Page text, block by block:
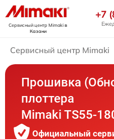
Сервисный центр Mimakiв
Казани
+7
Сервисный центр Mimaki
Прошивка
плоттера
Mimaki TS55-
Официальный